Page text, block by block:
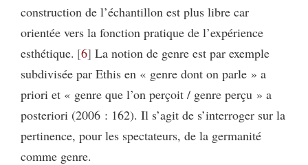
construction de l’échantillon est plus libre car
orientée vers la fonction pratique de l’expérience
esthétique. 6 La notion de genre est par exemple
subdivisée par Ethis en « genre dont on parle » a
priori et « genre que l’on perçoit / genre perçu » a
posteriori (2006 : 162). Il s’agit de s’interroger sur la
pertinence, pour les spectateurs, de la germanité
comme genre.